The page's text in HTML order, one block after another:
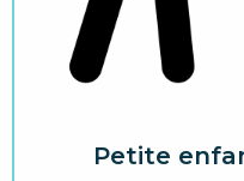
Petite